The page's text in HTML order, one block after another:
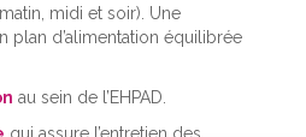
midi et soir). Une
plan d’alimentation équilibrée
au sein de l’EHPAD.